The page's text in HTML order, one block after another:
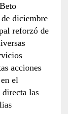
diciembre
reforzó de
acciones
el
las